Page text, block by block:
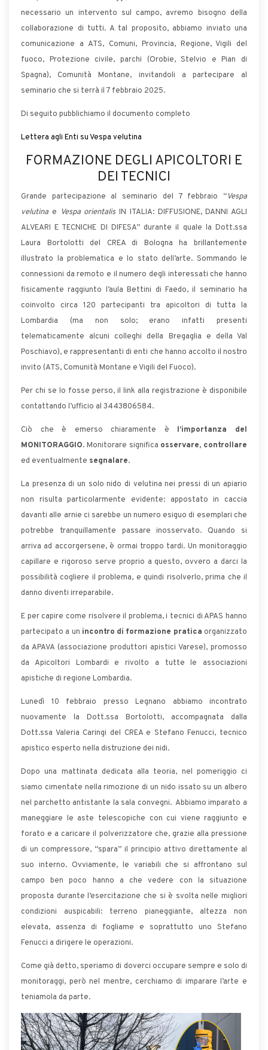
necessario un intervento sul campo, avremo bisogno della
collaborazione di tutti. A tal proposito, abbiamo inviato una
comunicazione a ATS, Comuni, Provincia, Regione, Vigili del
fuoco, Protezione civile, parchi (Orobie, Stelvio e Pian di
Spagna), Comunità Montane, invitandoli a partecipare al
seminario che si terrà il 7 febbraio 2025.
Di seguito pubblichiamo il documento completo
Lettera agli Enti su Vespa velutina
FORMAZIONE DEGLI APICOLTORI E
DEI TECNICI
Grande partecipazione al seminario del 7 febbraio “Vespa
velutina e Vespa orientalisIN ITALIA: DIFFUSIONE, DANNI AGLI
ALVEARI E TECNICHE DI DIFESA” durante il quale la Dott.ssa
Laura Bortolotti del CREA di Bologna ha brillantemente
illustrato la problematica e lo stato dell’arte. Sommando le
connessioni da remoto e il numero degli interessati che hanno
fisicamente raggiunto l’aula Bettini di Faedo, il seminario ha
coinvolto circa 120 partecipanti tra apicoltori di tutta la
Lombardia (ma non solo; erano infatti presenti
telematicamente alcuni colleghi della Bregaglia e della Val
Poschiavo), e rappresentanti di enti che hanno accolto il nostro
invito (ATS, Comunità Montane e Vigili del Fuoco).
Per chi se lo fosse perso, il link alla registrazione è disponibile
contattando l’ufficio al 3443806584.
Ciò che è emerso chiaramente è l’importanza del
MONITORAGGIO. Monitorare significa osservare, controllare
ed eventualmente segnalare.
La presenza di un solo nido di velutina nei pressi di un apiario
non risulta particolarmente evidente: appostato in caccia
davanti alle arnie ci sarebbe un numero esiguo di esemplari che
potrebbe tranquillamente passare inosservato. Quando si
arriva ad accorgersene, è ormai troppo tardi. Un monitoraggio
capillare e rigoroso serve proprio a questo, ovvero a darci la
possibilità cogliere il problema, e quindi risolverlo, prima che il
danno diventi irreparabile.
E per capire come risolvere il problema, i tecnici di APAS hanno
partecipato a un incontro di formazione pratica organizzato
da APAVA (associazione produttori apistici Varese), promosso
da Apicoltori Lombardi e rivolto a tutte le associazioni
apistiche di regione Lombardia.
Lunedì 10 febbraio presso Legnano abbiamo incontrato
nuovamente la Dott.ssa Bortolotti, accompagnata dalla
Dott.ssa Valeria Caringi del CREA e Stefano Fenucci, tecnico
apistico esperto nella distruzione dei nidi.
Dopo una mattinata dedicata alla teoria, nel pomeriggio ci
siamo cimentate nella rimozione di un nido issato su un albero
nel parchetto antistante la sala convegni. Abbiamo imparato a
maneggiare le aste telescopiche con cui viene raggiunto e
forato e a caricare il polverizzatore che, grazie alla pressione
di un compressore, “spara” il principio attivo direttamente al
suo interno. Ovviamente, le variabili che si affrontano sul
campo ben poco hanno a che vedere con la situazione
proposta durante l’esercitazione che si è svolta nelle migliori
condizioni auspicabili: terreno pianeggiante, altezza non
elevata, assenza di fogliame e soprattutto uno Stefano
Fenucci a dirigere le operazioni.
Come già detto, speriamo di doverci occupare sempre e solo di
monitoraggi, però nel mentre, cerchiamo di imparare l’arte e
teniamola da parte.